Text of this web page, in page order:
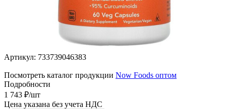
Артикул: 733739046383
Посмотреть каталог продукции Now Foods оптом
Подробности
1 743 ₽/шт
Цена указана без учета НДС